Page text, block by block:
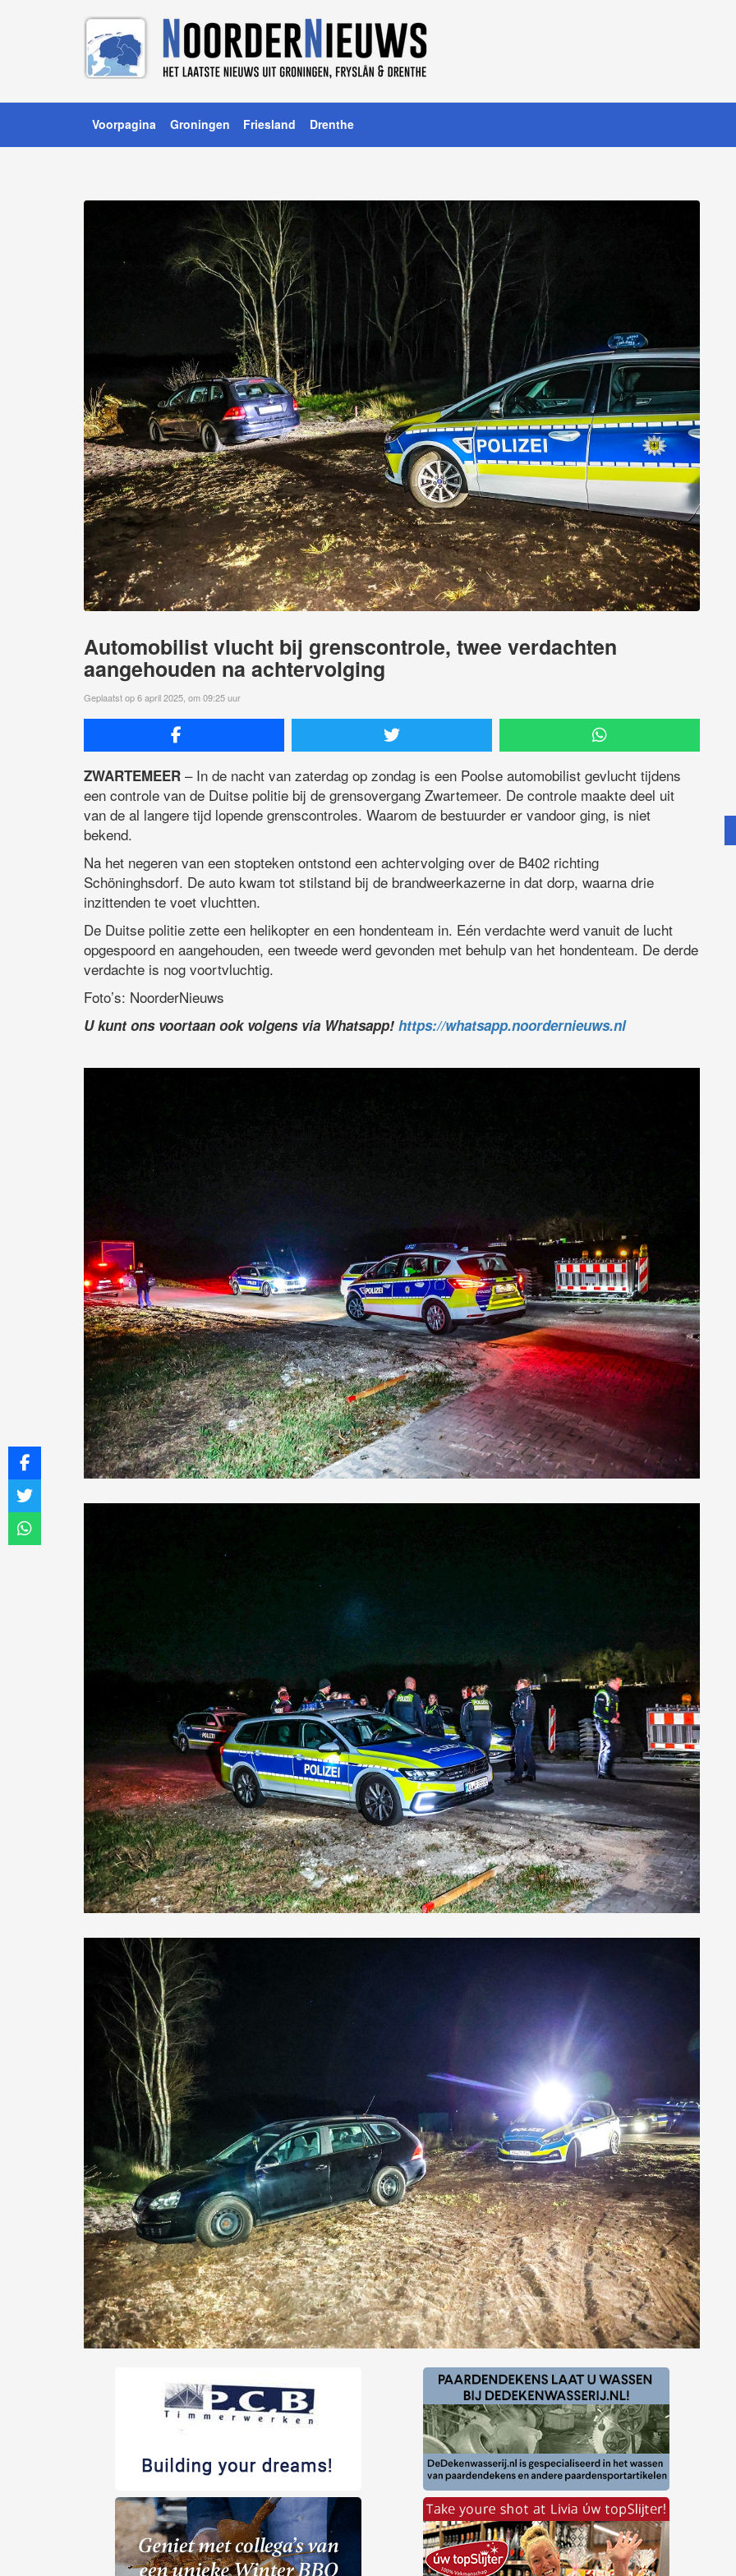
Voorpagina Groningen Friesland Drenthe
Automobilist vlucht bij grenscontrole, twee verdachten
aangehouden na achtervolging
Geplaatst op 6 april 2025, om 09:25 uur
ZWARTEMEER – In de nacht van zaterdag op zondag is een Poolse automobilist gevlucht tijdens
een controle van de Duitse politie bij de grensovergang Zwartemeer. De controle maakte deel uit
van de al langere tijd lopende grenscontroles. Waarom de bestuurder er vandoor ging, is niet
bekend.
Na het negeren van een stopteken ontstond een achtervolging over de B402 richting
Schöninghsdorf. De auto kwam tot stilstand bij de brandweerkazerne in dat dorp, waarna drie
inzittenden te voet vluchtten.
De Duitse politie zette een helikopter en een hondenteam in. Eén verdachte werd vanuit de lucht
opgespoord en aangehouden, een tweede werd gevonden met behulp van het hondenteam. De derde
verdachte is nog voortvluchtig.
Foto’s: NoorderNieuws
U kunt ons voortaan ook volgens via Whatsapp! https://whatsapp.noordernieuws.nl